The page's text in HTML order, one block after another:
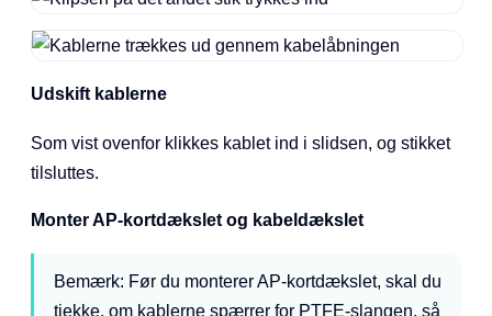
Udskift kablerne
Som vist ovenfor klikkes kablet ind i slidsen, og stikket
tilsluttes.
Monter AP-kortdækslet og kabeldækslet
Bemærk: Før du monterer AP-kortdækslet, skal du
tjekke, om kablerne spærrer for PTFE-slangen, så